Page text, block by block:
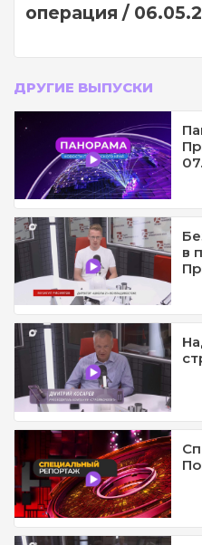
операция /
ДРУГИЕ ВЫПУСКИ
в